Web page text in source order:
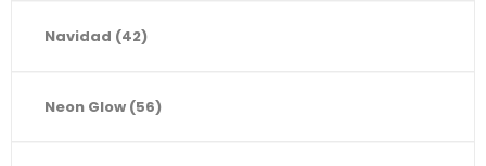
Navidad (42)
Neon Glow (56)